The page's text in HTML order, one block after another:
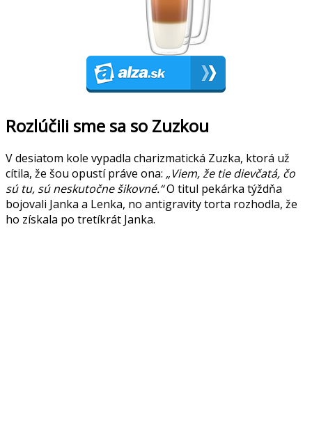
Rozlúčili sme sa so Zuzkou
V desiatom kole vypadla charizmatická Zuzka, ktorá už
cítila, že šou opustí práve ona: „Viem, že tie dievčatá, čo
sú tu, sú neskutočne šikovné.“O titul pekárka týždňa
bojovali Janka a Lenka, no antigravity torta rozhodla, že
ho získala po tretíkrát Janka.